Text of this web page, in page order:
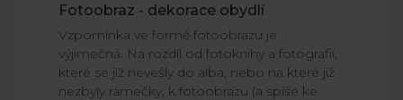
Fotoobraz - dekorace obydlí
Vzpomínka ve formě fotoobrazu je
výjimečná. Na rozdíl od fotoknihy a fotografií,
které se již nevešly do alba, nebo na které již
nezbyly rámečky, k fotoobrazu (a spíše ke